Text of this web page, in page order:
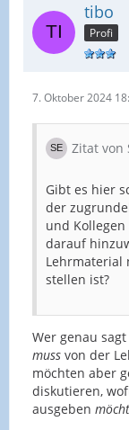
tibo
Profi
7. Oktober 2024
Zitat von
Gibt es hier
der
und
darauf
Lehrmaterial
stellen ist?
Wer genau
muss von der
möchten aber
diskutieren,
ausgeben